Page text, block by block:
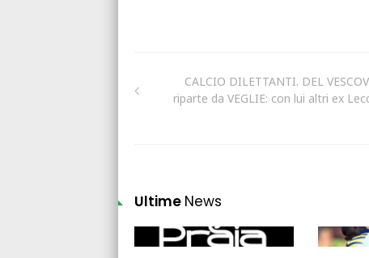
CALCIO DILETTANTI. DEL
riparte da VEGLIE: con lui altri ex
Ultime News